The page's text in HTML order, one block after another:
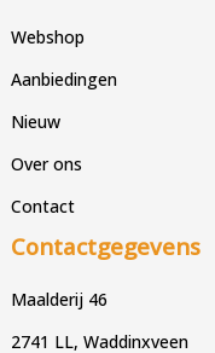
Webshop
Aanbiedingen
Nieuw
Over ons
Contact
Contactgegevens
Maalderij 46
2741 LL, Waddinxveen